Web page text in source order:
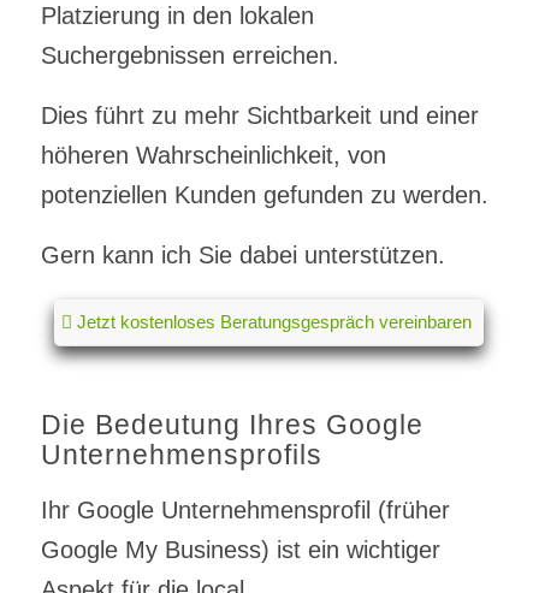
Platzierung in den lokalen
Suchergebnissen erreichen.
Dies führt zu mehr Sichtbarkeit und einer
höheren Wahrscheinlichkeit, von
potenziellen Kunden gefunden zu werden.
Gern kann ich Sie dabei unterstützen.
Jetzt kostenloses Beratungsgespräch vereinbaren
Die Bedeutung Ihres Google
Unternehmensprofils
Ihr Google Unternehmensprofil (früher
Google My Business) ist ein wichtiger